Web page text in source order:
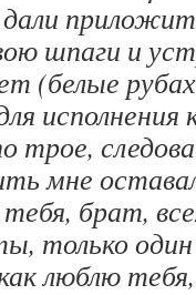
шпаги и
(белые
исполнения
мне
брат,
только
люблю